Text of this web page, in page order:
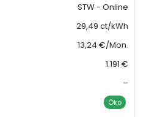
STW - Online
29,49 ct/kWh
13,24 €/Mon.
1.191 €
–
Öko